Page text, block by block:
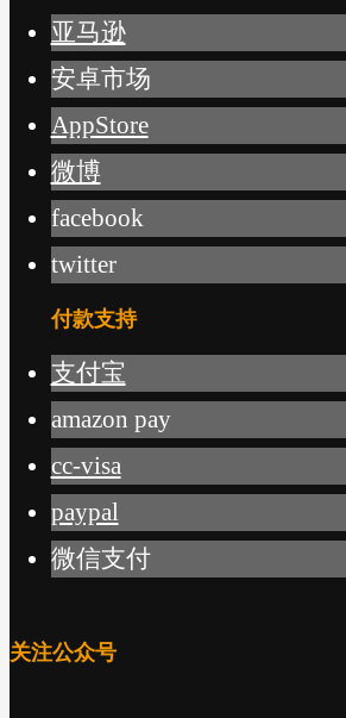
亚马逊
安卓市场
AppStore
微博
facebook
twitter
付款支持
支付宝
amazon pay
cc-visa
paypal
微信支付
关注公众号